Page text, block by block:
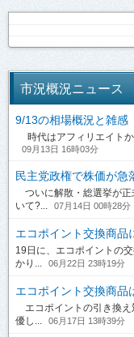
市況概況ニュース
9/13の相場概況と雑感
時代はアフィリエイトか
09月13日 16時03分
民主党政権で株価が急
ついに解散・総選挙が正
いて?...
07月14日 00時28分
エコポイント交換商品
19日に、エコポイントの
かり...
06月22日 23時19分
エコポイント交換商品
エコポイントの引き換
優し...
06月17日 13時39分